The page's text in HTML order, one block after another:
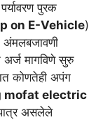
पुरक
on E-Vehicle)
अंमलबजावणी
मागविणे सुरु
कोणतेही अपंग
mofat electric
असलेले